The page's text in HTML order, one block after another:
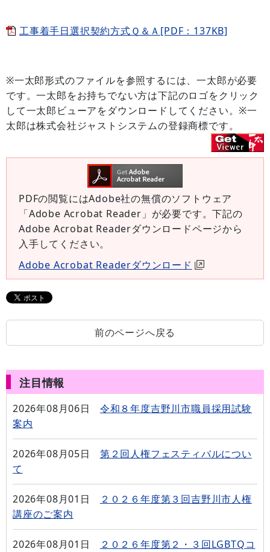
工事着手日選択契約方式Ｑ＆Ａ[PDF：137KB]
※一太郎形式のファイルを参照するには、一太郎が必要
です。一太郎をお持ちでない方は下記のロゴをクリック
して一太郎ビューアをダウンロードしてください。※一
太郎は株式会社ジャストシステムの登録商標です。
PDFの閲覧にはAdobe社の無償のソフトウェア
「Adobe Acrobat Reader」が必要です。下記の
Adobe Acrobat Readerダウンロードページから
入手してください。
Adobe Acrobat Readerダウンロード
前のページへ戻る
注目情報
2026年08月06日
令和８年度吉野川市職員採用試験
案内
2026年08月05日
第２回人権フェスティバルについ
て
2026年08月01日
２０２６年度第３回吉野川市人権
講座のご案内
2026年08月01日
２０２６年度第２・３回LGBTQコ